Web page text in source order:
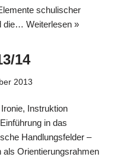
schulischer
die… Weiterlesen »
14
2013
Instruktion
in das
Handlungsfelder –
als Orientierungsrahmen